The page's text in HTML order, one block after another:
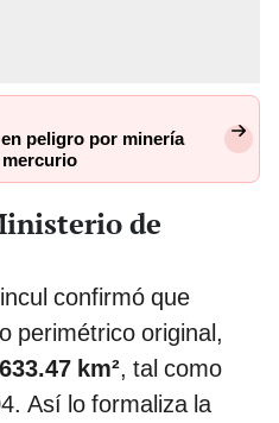
peligro por minería
de
confirmó que
perimétrico original,
km², tal como
Así lo formaliza la